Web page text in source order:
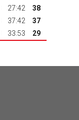
27:42
38
37:42
37
33:53 29